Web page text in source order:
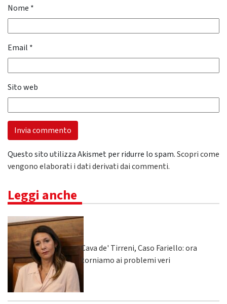
Nome *
Email *
Sito web
Questo sito utilizza Akismet per ridurre lo spam.Scopri come
vengono elaborati i dati derivati dai commenti.
Leggi anche
Cava de' Tirreni, Caso Fariello: ora
torniamo ai problemi veri